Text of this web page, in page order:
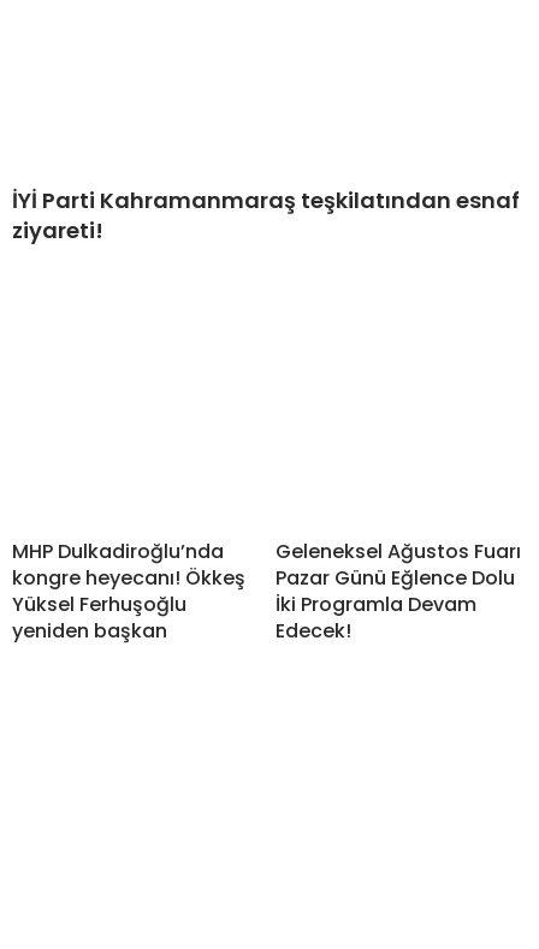
İYİ Parti Kahramanmaraş teşkilatından esnaf
ziyareti!
MHP Dulkadiroğlu’nda
kongre heyecanı! Ökkeş
Yüksel Ferhuşoğlu
yeniden başkan
Geleneksel Ağustos Fuarı
Pazar Günü Eğlence Dolu
İki Programla Devam
Edecek!